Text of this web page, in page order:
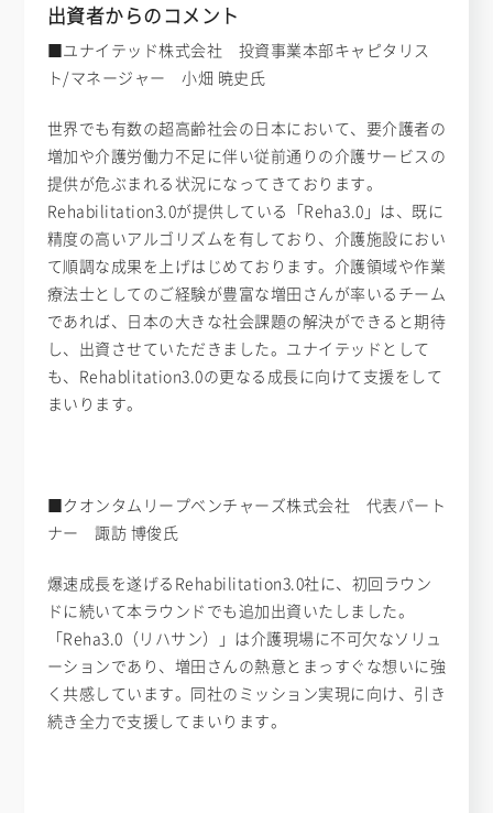
出資者からのコメント
■ユナイテッド株式会社 投資事業本部キャピタリス
ト/マネージャー 小畑 暁史氏
世界でも有数の超高齢社会の日本において、要介護者の
増加や介護労働力不足に伴い従前通りの介護サービスの
提供が危ぶまれる状況になってきております。
Rehabilitation3.0が提供している「Reha3.0」は、既に
精度の高いアルゴリズムを有しており、介護施設におい
て順調な成果を上げはじめております。介護領域や作業
療法士としてのご経験が豊富な増田さんが率いるチーム
であれば、日本の大きな社会課題の解決ができると期待
し、出資させていただきました。ユナイテッドとして
も、Rehablitation3.0の更なる成長に向けて支援をして
まいります。
■クオンタムリープベンチャーズ株式会社 代表パート
ナー 諏訪 博俊氏
爆速成長を遂げるRehabilitation3.0社に、初回ラウン
ドに続いて本ラウンドでも追加出資いたしました。
「Reha3.0（リハサン）」は介護現場に不可欠なソリュ
ーションであり、増田さんの熱意とまっすぐな想いに強
く共感しています。同社のミッション実現に向け、引き
続き全力で支援してまいります。